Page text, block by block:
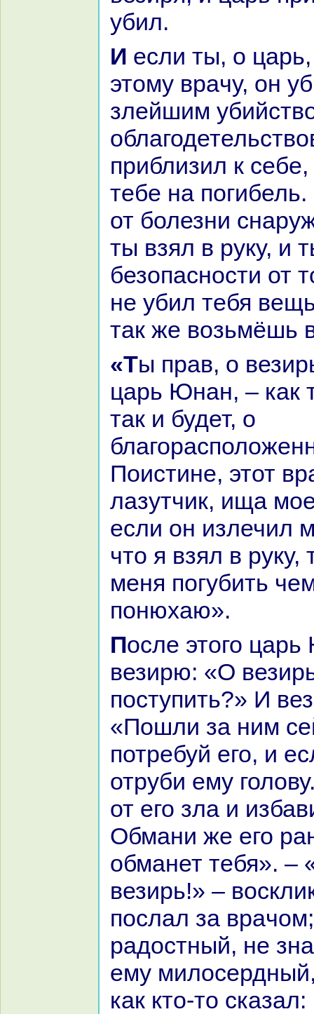
убил.
И если ты, о царь, доверишься
этому вpaчу, он
злейшим
приблизил к
тебе нa
от болезни
ты взял в руку, и
безопасности от
не убил тебя
так же возьмёшь
«Ты пpaв, о везирь, – сказал
царь Юнaн, – как
так и будет, о
Поистине, этот
лазутчик, ища
если он излечил
что я взял в руку,
меня погубить
понюхаю».
После этого царь Юнaн сказал
везирю: «О
поступить?» И
«Пошли за ним
потребуй его, и
отруби ему
от его зла и
Обмани же его
обманет тебя». –
везирь!» –
послал за
paдостный, не
ему
как кто-то сказал: